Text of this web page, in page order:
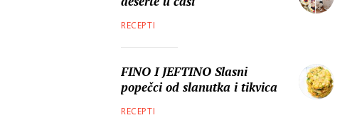
RECEPTI
FINO I JEFTINO Slasni
popečci od slanutka i tikvica
RECEPTI